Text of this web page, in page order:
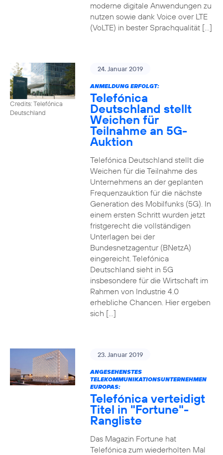
moderne digitale Anwendungen zu
nutzen sowie dank Voice over LTE
(VoLTE) in bester Sprachqualität […]
Credits: Telefónica
Deutschland
24. Januar 2019
ANMELDUNG ERFOLGT:
Telefónica
Deutschland stellt
Weichen für
Teilnahme an 5G-
Auktion
Telefónica Deutschland stellt die
Weichen für die Teilnahme des
Unternehmens an der geplanten
Frequenzauktion für die nächste
Generation des Mobilfunks (5G). In
einem ersten Schritt wurden jetzt
fristgerecht die vollständigen
Unterlagen bei der
Bundesnetzagentur (BNetzA)
eingereicht. Telefónica
Deutschland sieht in 5G
insbesondere für die Wirtschaft im
Rahmen von Industrie 4.0
erhebliche Chancen. Hier ergeben
sich […]
23. Januar 2019
ANGESEHENSTES
TELEKOMMUNIKATIONSUNTERNEHMEN
EUROPAS:
Telefónica verteidigt
Titel in "Fortune"-
Rangliste
Das Magazin Fortune hat
Telefónica zum wiederholten Mal